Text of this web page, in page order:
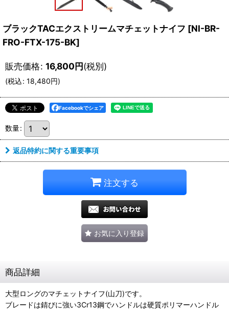
ブラックTACエクストリームマチェットナイフ [NI-BR-
FRO-FTX-175-BK]
販売価格: 16,800円(税別)
(税込: 18,480円)
Facebookでシェア
数量:
返品特約に関する重要事項
注文する
お気に入り登録
商品詳細
大型ロングのマチェットナイフ(山刀)です。
ブレードは錆びに強い3Cr13鋼でハンドルは硬質ポリマーハンドル